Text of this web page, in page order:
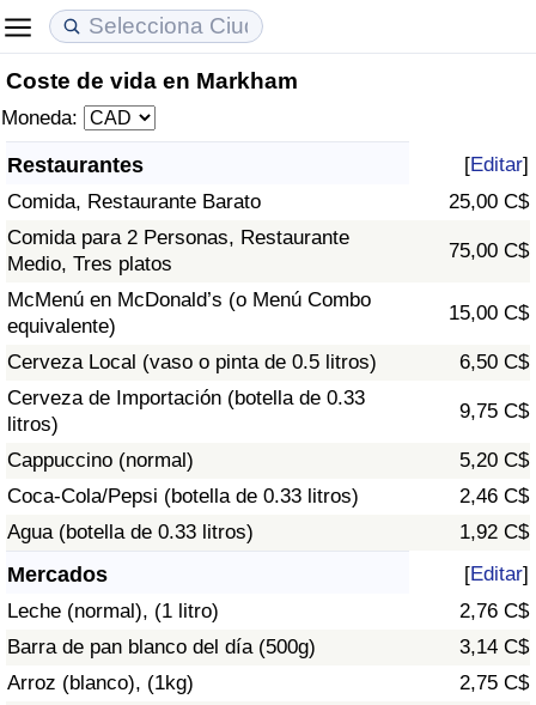
Coste de vida en Markham
Moneda:
Restaurantes [Editar]
Comida, Restaurante Barato
25,00 C$
Comida para 2 Personas, Restaurante
Medio, Tres platos
75,00 C$
McMenú en McDonald’s (o Menú Combo
equivalente)
15,00 C$
Cerveza Local (vaso o pinta de 0.5 litros)
6,50 C$
Cerveza de Importación (botella de 0.33
litros)
9,75 C$
Cappuccino (normal)
5,20 C$
Coca-Cola/Pepsi (botella de 0.33 litros)
2,46 C$
Agua (botella de 0.33 litros)
1,92 C$
Mercados [Editar]
Leche (normal), (1 litro)
2,76 C$
Barra de pan blanco del día (500g)
3,14 C$
Arroz (blanco), (1kg)
2,75 C$
Coste de vida
Índice de Costo de Vida
Índice de costo de vida por país
en aqaba
Precios de las propiedades
Índice de Precios de Inmuebles
Índice de Precios de Inmuebles por País
Calidad de Vida
Índice de Calidad de Vida (Actual)
Índice de calidad de vida por país
Delincuencia
Calificación del Índice de Criminalidad
(Actual)
Índice de Criminalidad
Índice de criminalidad por país
Sanidad